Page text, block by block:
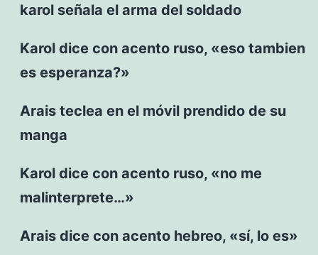
karol señala el arma del soldado
Karol dice con acento ruso, «eso tambien
es esperanza?»
Arais teclea en el móvil prendido de su
manga
Karol dice con acento ruso, «no me
malinterprete…»
Arais dice con acento hebreo, «sí, lo es»